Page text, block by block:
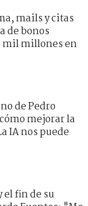
mails y citas
de bonos
mil millones en
de Pedro
mejorar la
IA nos puede
el fin de su